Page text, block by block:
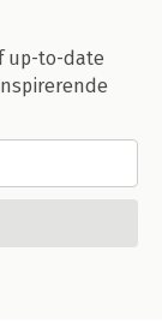
up-to-date